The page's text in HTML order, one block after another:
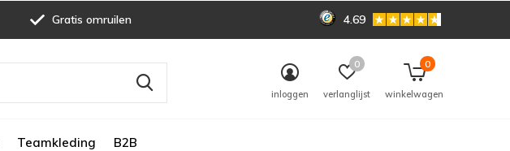
Teamkleding B2B
inloggen verlanglijst
0
winkelwagen
0
Gratis omruilen 4.69